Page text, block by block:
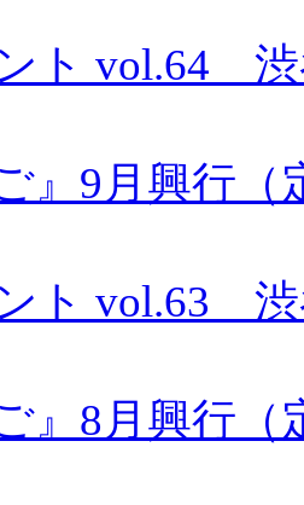
ト vol.64
』9月興行
ト vol.63
』8月興行